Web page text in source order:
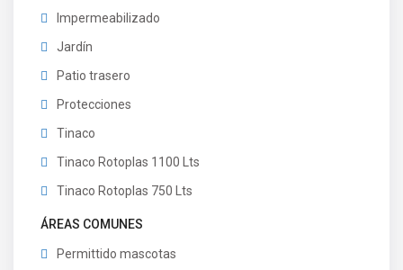
Impermeabilizado
Jardín
Patio trasero
Protecciones
Tinaco
Tinaco Rotoplas 1100 Lts
Tinaco Rotoplas 750 Lts
ÁREAS COMUNES
Permittido mascotas